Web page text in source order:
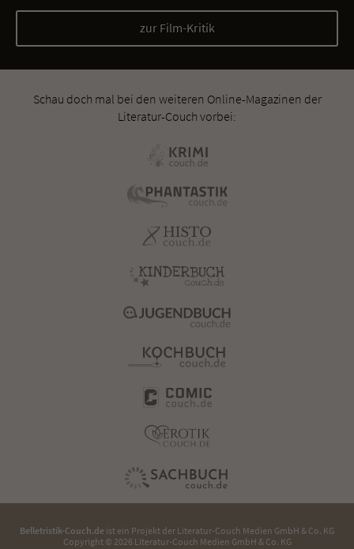
zur Film-Kritik
Schau doch mal bei den weiteren Online-Magazinen der
Literatur-Couch vorbei:
Belletristik-Couch.de ist ein Projekt der Literatur-Couch Medien GmbH & Co. KG
Copyright © 2026 Literatur-Couch Medien GmbH & Co. KG